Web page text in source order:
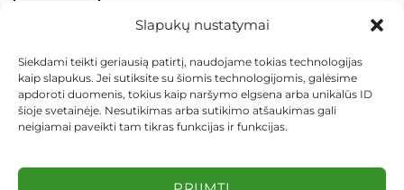
Slapukų nustatymai
Siekdami teikti geriausią patirtį, naudojame tokias technologijas
kaip slapukus. Jei sutiksite su šiomis technologijomis, galėsime
apdoroti duomenis, tokius kaip naršymo elgsena arba unikalūs ID
šioje svetainėje. Nesutikimas arba sutikimo atšaukimas gali
neigiamai paveikti tam tikras funkcijas ir funkcijas.
KEITIMAS IR GRĄŽINIMAS
PRIVATUMO POLITIKA